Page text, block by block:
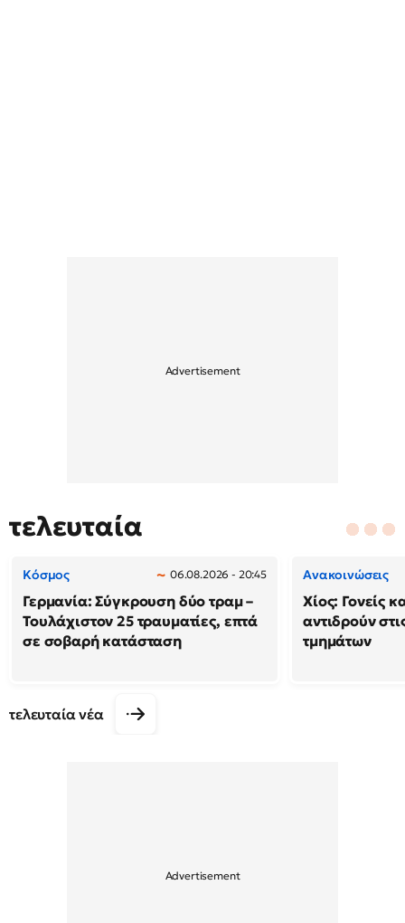
τελευταία
Κόσμος 06.08.2026 - 20:45
Γερμανία: Σύγκρουση δύο τραμ –
Τουλάχιστον 25 τραυματίες, επτά
σε σοβαρή κατάσταση
Ανακοινώσεις
Χίος: Γονείς
αντιδρούν
τμημάτων
τελευταία νέα